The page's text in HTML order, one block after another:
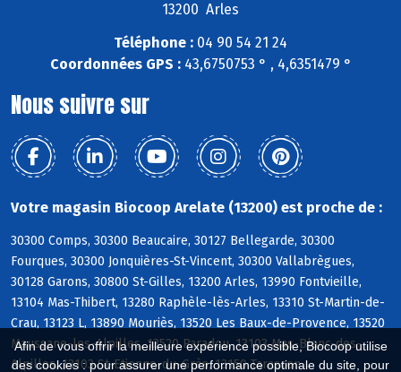
Afin de vous offrir la meilleure expérience possible, Biocoop utilise
des cookies : pour assurer une performance optimale du site, pour
13200 Arles
Téléphone : 04 90 54 21 24
Coordonnées GPS :43,6750753 ° , 4,6351479 °
Nous suivre sur
Votre magasin Biocoop Arelate (13200) est proche de :
30300 Comps, 30300 Beaucaire, 30127 Bellegarde, 30300
Fourques, 30300 Jonquières-St-Vincent, 30300 Vallabrègues,
30128 Garons, 30800 St-Gilles, 13200 Arles, 13990 Fontvieille,
13104 Mas-Thibert, 13280 Raphèle-lès-Arles, 13310 St-Martin-de-
Crau, 13123 L, 13890 Mouriès, 13520 Les Baux-de-Provence, 13520
Maussane-les-Alpilles, 13520 Paradou, 13103 Mas-Blanc-des-
Alpilles, 13103 St-Etienne-du-Grès, 13150 Tarascon